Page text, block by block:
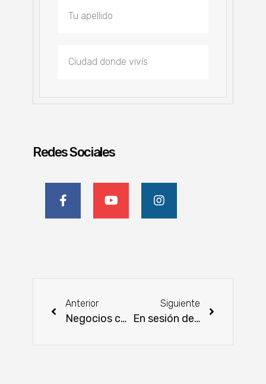
Redes Sociales
Anterior
Negocios concretados en la Expo Pioneros 2023 superan expectativas
Siguiente
En sesión del Consejo Asesor Agrario dieron a conocer los resultados del Censo Agropecuario